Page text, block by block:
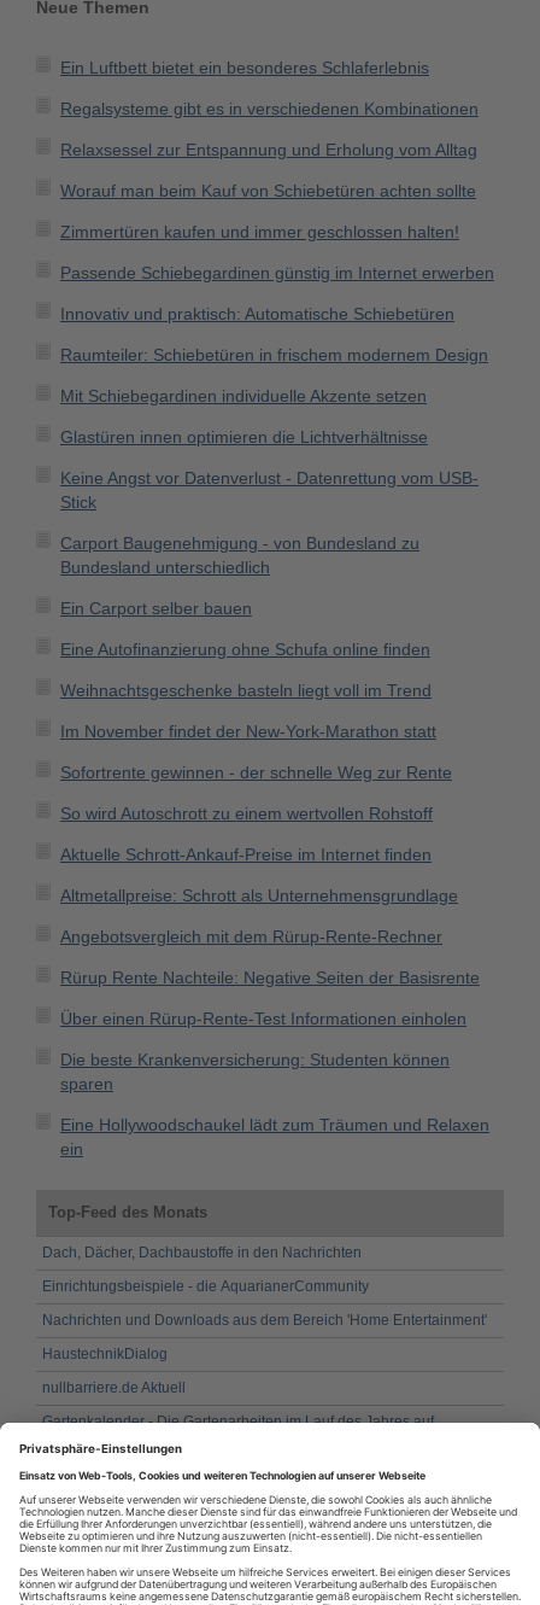
Neue Themen
Ein Luftbett bietet ein besonderes Schlaferlebnis
Regalsysteme gibt es in verschiedenen Kombinationen
Relaxsessel zur Entspannung und Erholung vom Alltag
Worauf man beim Kauf von Schiebetüren achten sollte
Zimmertüren kaufen und immer geschlossen halten!
Passende Schiebegardinen günstig im Internet erwerben
Innovativ und praktisch: Automatische Schiebetüren
Raumteiler: Schiebetüren in frischem modernem Design
Mit Schiebegardinen individuelle Akzente setzen
Glastüren innen optimieren die Lichtverhältnisse
Keine Angst vor Datenverlust - Datenrettung vom USB-
Stick
Carport Baugenehmigung - von Bundesland zu
Bundesland unterschiedlich
Ein Carport selber bauen
Eine Autofinanzierung ohne Schufa online finden
Weihnachtsgeschenke basteln liegt voll im Trend
Im November findet der New-York-Marathon statt
Sofortrente gewinnen - der schnelle Weg zur Rente
So wird Autoschrott zu einem wertvollen Rohstoff
Aktuelle Schrott-Ankauf-Preise im Internet finden
Altmetallpreise: Schrott als Unternehmensgrundlage
Angebotsvergleich mit dem Rürup-Rente-Rechner
Rürup Rente Nachteile: Negative Seiten der Basisrente
Über einen Rürup-Rente-Test Informationen einholen
Die beste Krankenversicherung: Studenten können
sparen
Eine Hollywoodschaukel lädt zum Träumen und Relaxen
ein
Top-Feed des Monats
Dach, Dächer, Dachbaustoffe in den Nachrichten
Einrichtungsbeispiele - die AquarianerCommunity
Nachrichten und Downloads aus dem Bereich 'Home Entertainment'
HaustechnikDialog
nullbarriere.de Aktuell
Gartenkalender - Die Gartenarbeiten im Lauf des Jahres auf
pflanzen-kalender.de
Fassadenbau / Gebäudehülle in den Nachrichten
Fenster und Fensterbau in den Nachrichten
Gartentipps.com
Abgasanlage in BAULINKS.de